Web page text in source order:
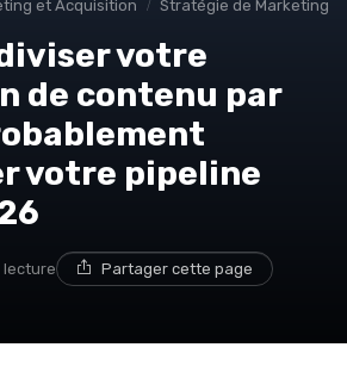
et Acquisition Stratégie de Marketing
votre
de contenu par
votre pipeline
lecture Partager cette page